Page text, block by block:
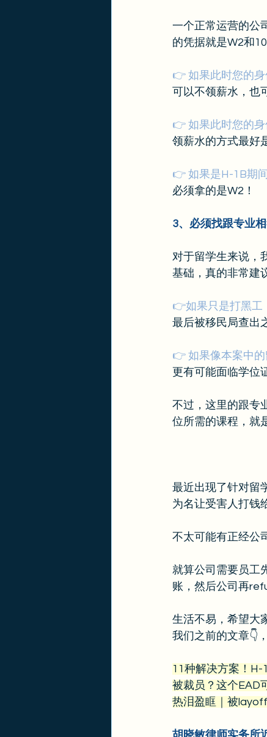
一个正常运营的公
的凭据就是W2和
👉 如果此时您的身
可以不领薪水，也
👉 如果此时您的
领薪水的方式最好
👉 如果是H-1B期间
必须拿的是W2！
3、必须找跟专业
对于留学生来说，
基础，真的非常建
👉如果只是打黑工
最后被移民局查出
👉 如果像本案中的
更有可能面临学位
不过，这里的跟专
位所需的课程，就
最近出现了针对留
为名让受害人打钱
不太可能有正经公
就算公司需要员工
账，然后公司再
生活不易，希望大
我们之前的文章👇
11种解决方案！H-
被裁员？这个EAD
热泪盈眶｜被